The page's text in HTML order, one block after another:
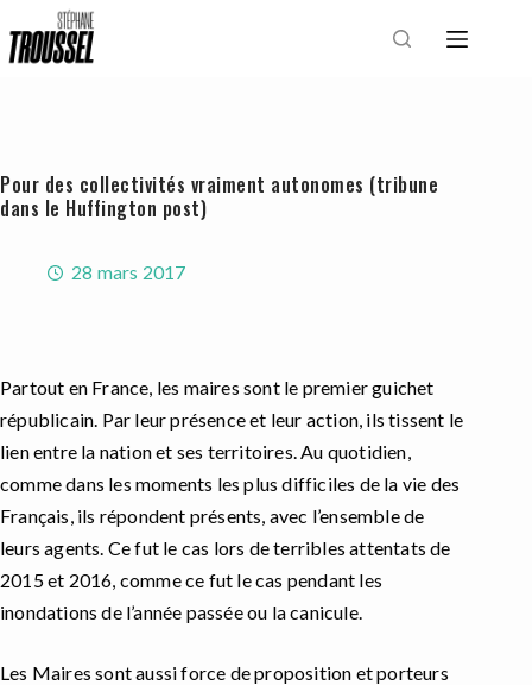
au
Pour des collectivités vraiment autonomes (tribune
dans le Huffington post)
28 mars 2017
Partout en France, les maires sont le premier guichet
républicain. Par leur présence et leur action, ils tissent le
lien entre la nation et ses territoires. Au quotidien,
comme dans les moments les plus difficiles de la vie des
Français, ils répondent présents, avec l’ensemble de
leurs agents. Ce fut le cas lors de terribles attentats de
2015 et 2016, comme ce fut le cas pendant les
inondations de l’année passée ou la canicule.
Les Maires sont aussi force de proposition et porteurs